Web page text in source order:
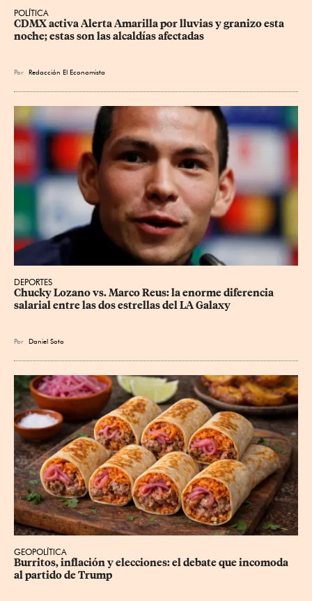
POLÍTICA
CDMX activa Alerta Amarilla por lluvias y granizo esta
noche; estas son las alcaldías afectadas
Por Redacción El Economista
DEPORTES
Chucky Lozano vs. Marco Reus: la enorme diferencia
salarial entre las dos estrellas del LA Galaxy
Por Daniel Soto
GEOPOLÍTICA
Burritos, inflación y elecciones: el debate que incomoda
al partido de Trump